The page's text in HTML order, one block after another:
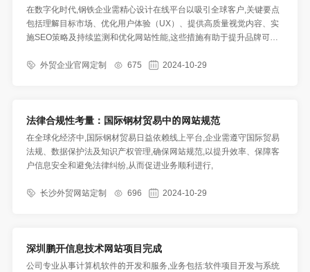
在数字化时代,钢铁企业需精心设计在线平台以吸引全球客户,关键要点
包括理解目标市场、优化用户体验（UX）、提供高质量视觉内容、实
施SEO策略及持续监测和优化网站性能,这些措施有助于提升品牌可见
外贸企业官网定制
675 2024-10-29
法律合规性考量：国际钢材贸易中的网站规范
在全球化经济中,国际钢材贸易日益依赖线上平台,企业需遵守国际贸易
法规、数据保护法及知识产权管理,确保网站规范,以提升效率、保障客
户信息安全和避免法律纠纷,从而促进业务顺利进行,
长沙外贸网站定制 696 2024-10-29
深圳鹏开信息技术网站项目完成
公司专业从事计算机软件的开发和服务,业务包括:软件项目开发与系统